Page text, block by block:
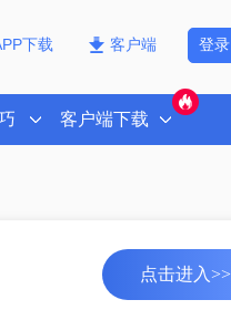
下载 客户端 登录
客户端下载
点击进入>>